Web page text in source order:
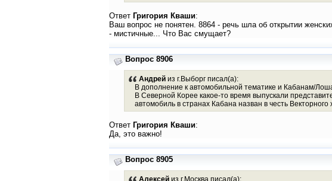
Ответ Григория Кваши:
Ваш вопрос не понятен. 8864 - речь шла об открытии
- мистичные... Что Вас смущает?
Вопрос 8906
Андрейиз г.Выборг писал(а):
В дополнение к автомобильной тематике и Кабанам/
В Северной Корее какое-то время выпускали
автомобиль в странах Кабана назван в честь Векторного
Ответ Григория Кваши:
Да, это важно!
Вопрос 8905
Алексейиз г.Москва писал(а):